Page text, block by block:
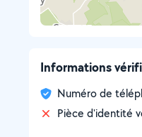
Informations
Numéro de
Pièce d'identité